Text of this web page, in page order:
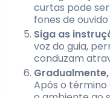
curtas pode
fones de
Siga as
voz do guia,
conduzam
Após o